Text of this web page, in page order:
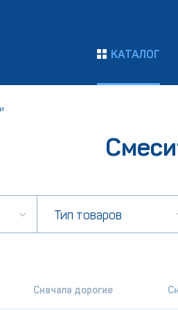
КАТАЛОГ
Тип товаров
Сначала дорогие